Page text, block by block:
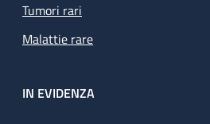
Tumori rari
Malattie rare
IN EVIDENZA